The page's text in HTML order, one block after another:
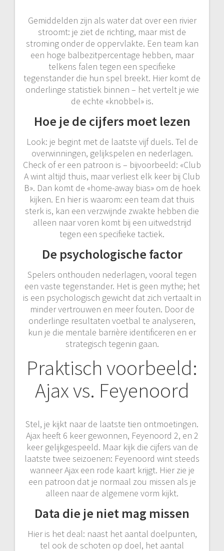
Gemiddelden zijn als water dat over een rivier
stroomt: je ziet de richting, maar mist de
stroming onder de oppervlakte. Een team kan
een hoge balbezitpercentage hebben, maar
telkens falen tegen een specifieke
tegenstander die hun spel breekt. Hier komt de
onderlinge statistiek binnen – het vertelt je wie
de echte «knobbel» is.
Hoe je de cijfers moet lezen
Look: je begint met de laatste vijf duels. Tel de
overwinningen, gelijkspelen en nederlagen.
Check of er een patroon is – bijvoorbeeld: «Club
A wint altijd thuis, maar verliest elk keer bij Club
B». Dan komt de «home-away bias» om de hoek
kijken. En hier is waarom: een team dat thuis
sterk is, kan een verzwijnde zwakte hebben die
alleen naar voren komt bij een uitwedstrijd
tegen een specifieke tactiek.
De psychologische factor
Spelers onthouden nederlagen, vooral tegen
een vaste tegenstander. Het is geen mythe; het
is een psychologisch gewicht dat zich vertaalt in
minder vertrouwen en meer fouten. Door de
onderlinge resultaten voetbal te analyseren,
kun je die mentale barrière identificeren en er
strategisch tegenin gaan.
Praktisch voorbeeld:
Ajax vs. Feyenoord
Stel, je kijkt naar de laatste tien ontmoetingen.
Ajax heeft 6 keer gewonnen, Feyenoord 2, en 2
keer gelijkgespeeld. Maar kijk die cijfers van de
laatste twee seizoenen: Feyenoord wint steeds
wanneer Ajax een rode kaart krijgt. Hier zie je
een patroon dat je normaal zou missen als je
alleen naar de algemene vorm kijkt.
Data die je niet mag missen
Hier is het deal: naast het aantal doelpunten,
tel ook de schoten op doel, het aantal